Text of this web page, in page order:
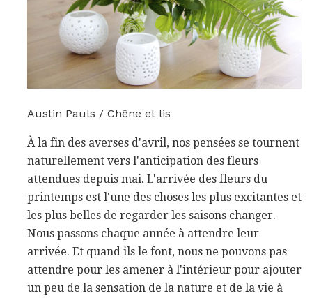
Austin Pauls / Chêne et lis
À la fin des averses d'avril, nos pensées se tournent
naturellement vers l'anticipation des fleurs
attendues depuis mai. L'arrivée des fleurs du
printemps est l'une des choses les plus excitantes et
les plus belles de regarder les saisons changer.
Nous passons chaque année à attendre leur
arrivée. Et quand ils le font, nous ne pouvons pas
attendre pour les amener à l'intérieur pour ajouter
un peu de la sensation de la nature et de la vie à